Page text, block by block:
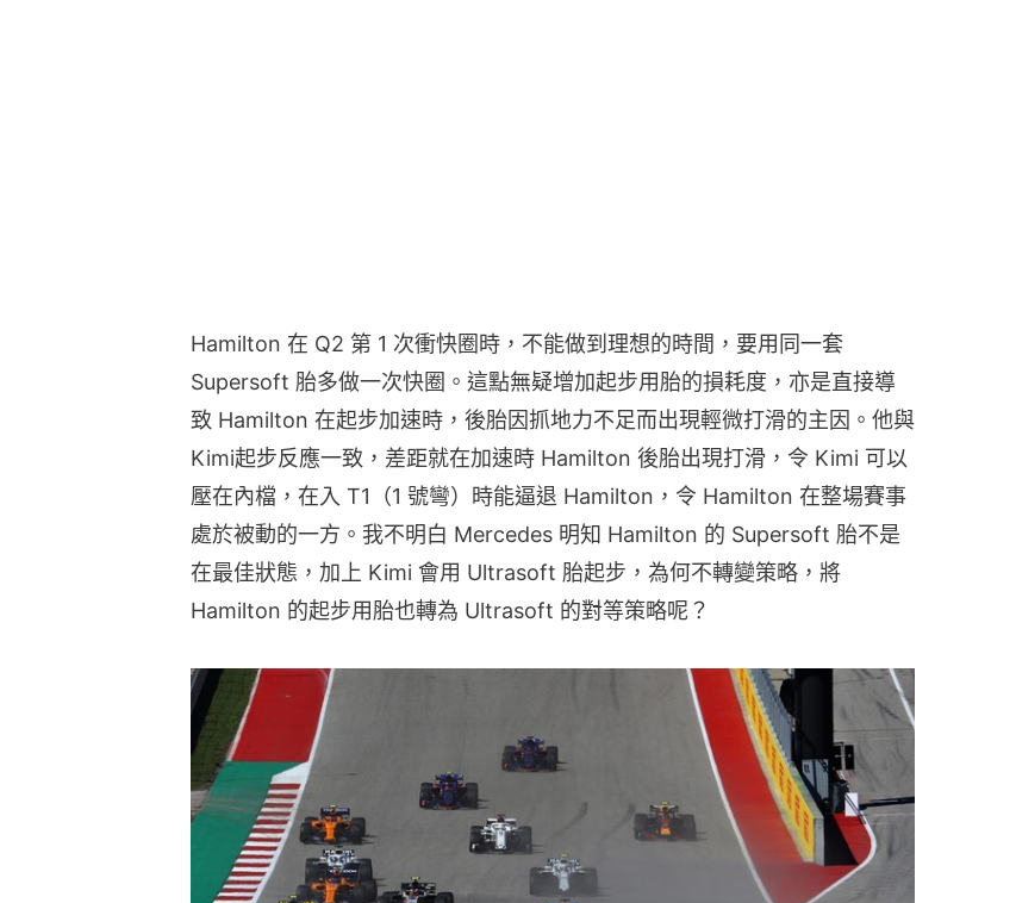
Hamilton 在 Q2 第 1 次衝快圈時，不能做到理想的時間，要用同一套
Supersoft 胎多做一次快圈。這點無疑增加起步用胎的損耗度，亦是直接導
致 Hamilton 在起步加速時，後胎因抓地力不足而出現輕微打滑的主因。他與
Kimi起步反應一致，差距就在加速時 Hamilton 後胎出現打滑，令 Kimi 可以
壓在內檔，在入 T1（1 號彎）時能逼退 Hamilton，令 Hamilton 在整場賽事
處於被動的一方。我不明白 Mercedes 明知 Hamilton 的 Supersoft 胎不是
在最佳狀態，加上 Kimi 會用 Ultrasoft 胎起步，為何不轉變策略，將
Hamilton 的起步用胎也轉為 Ultrasoft 的對等策略呢？